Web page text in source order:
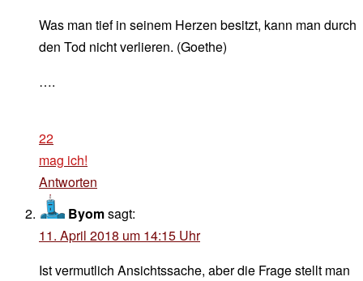
Was man tief in seinem Herzen besitzt, kann man durch
den Tod nicht verlieren. (Goethe)
….
22
mag ich!
Antworten
Byomsagt:
11. April 2018 um 14:15 Uhr
Ist vermutlich Ansichtssache, aber die Frage stellt man